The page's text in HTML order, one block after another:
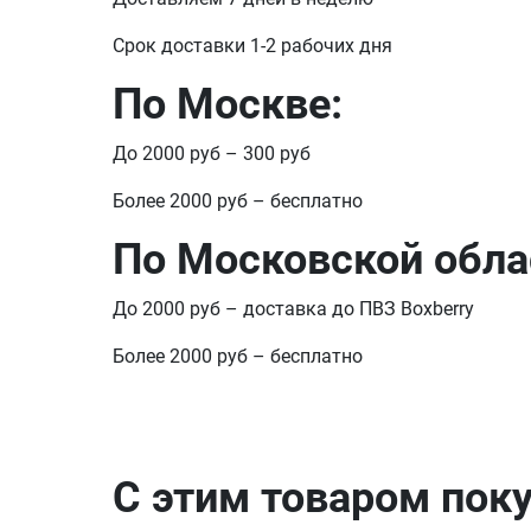
Срок доставки 1-2 рабочих дня
По Москве:
До 2000 руб – 300 руб
Более 2000 руб – бесплатно
По Московской
До 2000 руб – доставка до ПВЗ Boxberry
Более 2000 руб – бесплатно
С этим товаром